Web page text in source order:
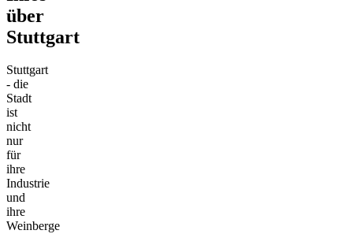
über
Stuttgart
Stuttgart
- die
Stadt
ist
nicht
nur
für
ihre
Industrie
und
ihre
Weinberge